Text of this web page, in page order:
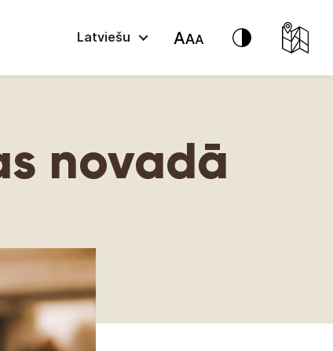
Latviešu
novadā